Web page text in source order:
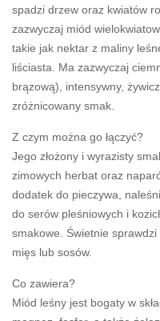
spadzi drzew oraz kwiatów
zazwyczaj miód
takie jak nektar z maliny
liściasta. Ma zazwyczaj
brązową), intensywny,
zróżnicowany smak.
Z czym można go łączyć?
Jego złożony i wyrazisty
zimowych herbat oraz
dodatek do pieczywa,
do serów pleśniowych i
smakowe. Świetnie
mięs lub sosów.
Co zawiera?
Miód leśny jest bogaty w